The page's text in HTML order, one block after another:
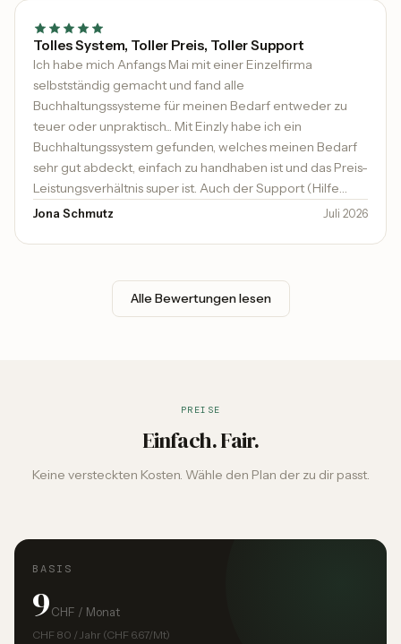
Tolles System, Toller Preis, Toller Support
Ich habe mich Anfangs Mai mit einer Einzelfirma
selbstständig gemacht und fand alle
Buchhaltungssysteme für meinen Bedarf entweder zu
teuer oder unpraktisch... Mit Einzly habe ich ein
Buchhaltungssystem gefunden, welches meinen Bedarf
sehr gut abdeckt, einfach zu handhaben ist und das Preis-
Leistungsverhältnis super ist. Auch der Support (Hilfe
kommt sehr schnell und kompetent) ist top. Ich kann es
Jona Schmutz Juli 2026
Alle Bewertungen lesen
PREISE
Einfach. Fair.
Keine versteckten Kosten. Wähle den Plan der zu dir passt.
BASIS
9 CHF / Monat
CHF 80 / Jahr (CHF 6.67/Mt)